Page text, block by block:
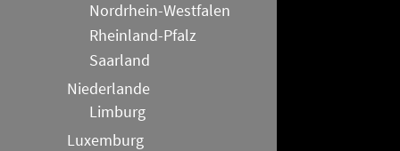
Nordrhein-Westfalen
Rheinland-Pfalz
Saarland
Niederlande
Limburg
Luxemburg